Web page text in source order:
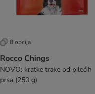
8 opcija
Rocco Chings
NOVO: kratke trake od pilećih
prsa (250 g)